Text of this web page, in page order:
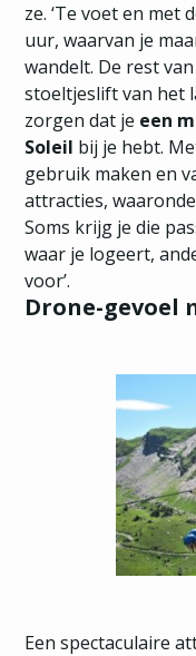
ze. ‘Te voet en met
uur, waarvan je
wandelt. De rest
stoeltjeslift van het
zorgen dat je een
Soleil bij je hebt.
gebruik maken en
attracties,
Soms krijg je die
waar je logeert,
voor’.
Drone-gevoel
Een spectaculaire